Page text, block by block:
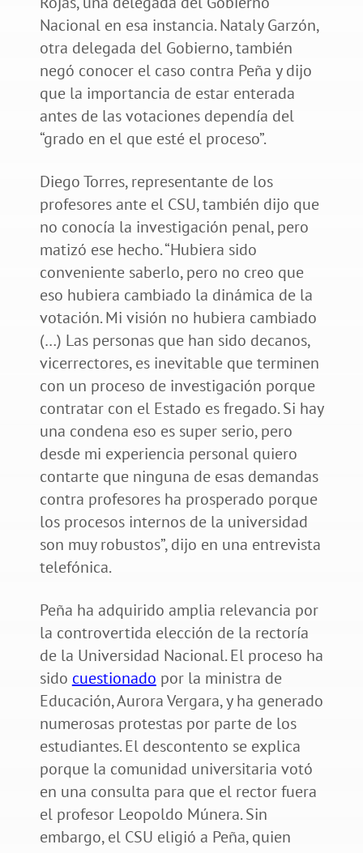
Nacional en esa instancia. Nataly Garzón,
otra delegada del Gobierno, también
negó conocer el caso contra Peña y dijo
que la importancia de estar enterada
antes de las votaciones dependía del
“grado en el que esté el proceso”.
Diego Torres, representante de los
profesores ante el CSU, también dijo que
no conocía la investigación penal, pero
matizó ese hecho. “Hubiera sido
conveniente saberlo, pero no creo que
eso hubiera cambiado la dinámica de la
votación. Mi visión no hubiera cambiado
(…) Las personas que han sido decanos,
vicerrectores, es inevitable que terminen
con un proceso de investigación porque
contratar con el Estado es fregado. Si hay
una condena eso es super serio, pero
desde mi experiencia personal quiero
contarte que ninguna de esas demandas
contra profesores ha prosperado porque
los procesos internos de la universidad
son muy robustos”, dijo en una entrevista
telefónica.
Peña ha adquirido amplia relevancia por
la controvertida elección de la rectoría
de la Universidad Nacional. El proceso ha
sido cuestionado por la ministra de
Educación, Aurora Vergara, y ha generado
numerosas protestas por parte de los
estudiantes. El descontento se explica
porque la comunidad universitaria votó
en una consulta para que el rector fuera
el profesor Leopoldo Múnera. Sin
embargo, el CSU eligió a Peña, quien